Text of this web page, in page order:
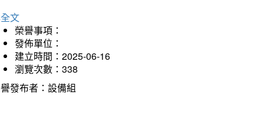
文
榮譽事項：
發佈單位：
建立時間：2025-06-16
瀏覽次數：338
發布者：設備組